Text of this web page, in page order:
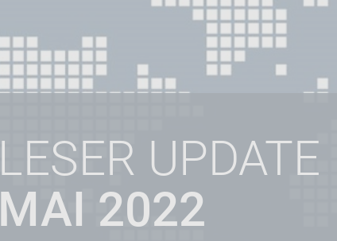
LESER UPDATE
MAI 2022